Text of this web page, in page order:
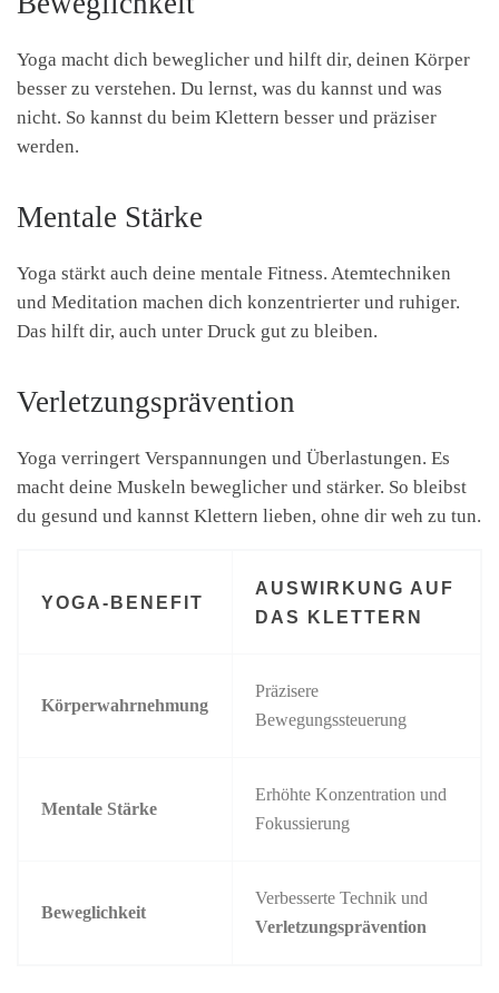
Yoga macht dich beweglicher und hilft dir, deinen Körper
besser zu verstehen. Du lernst, was du kannst und was
nicht. So kannst du beim Klettern besser und präziser
werden.
Mentale Stärke
Yoga stärkt auch deine mentale Fitness. Atemtechniken
und Meditation machen dich konzentrierter und ruhiger.
Das hilft dir, auch unter Druck gut zu bleiben.
Verletzungsprävention
Yoga verringert Verspannungen und Überlastungen. Es
macht deine Muskeln beweglicher und stärker. So bleibst
du gesund und kannst Klettern lieben, ohne dir weh zu tun.
YOGA-BENEFIT
AUSWIRKUNG AUF
DAS KLETTERN
Körperwahrnehmung
Präzisere
Bewegungssteuerung
Mentale Stärke
Erhöhte Konzentration und
Fokussierung
Beweglichkeit
Verbesserte Technik und
Verletzungsprävention